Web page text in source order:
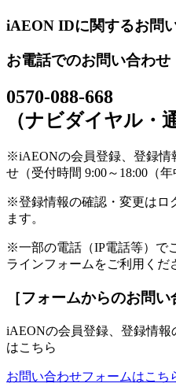
iAEON IDに関するお問
お電話でのお問い合わせ
0570-088-668
（ナビダイヤル・
※iAEONの会員登録、登録情
せ（受付時間 9:00～18:00（年
※登録情報の確認・変更はロ
ます。
※一部の電話（IP電話等）で
ラインフォームをご利用くだ
［フォームからのお問い
iAEONの会員登録、登録情
はこちら
お問い合わせフォームはこち